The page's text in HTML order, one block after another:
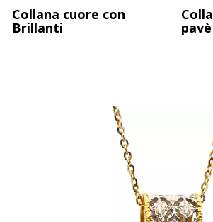
Collana cuore con
Brillanti